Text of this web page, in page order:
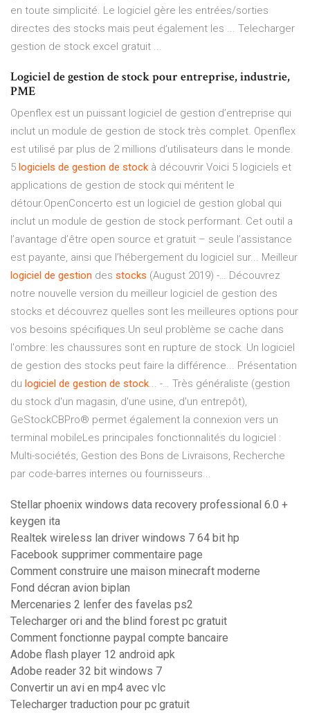
en toute simplicité. Le logiciel gère les entrées/sorties
directes des stocks mais peut également les ... Telecharger
gestion de stock excel gratuit ...
Logiciel de gestion de stock pour entreprise, industrie,
PME
Openflex est un puissant logiciel de gestion d’entreprise qui
inclut un module de gestion de stock très complet. Openflex
est utilisé par plus de 2 millions d’utilisateurs dans le monde.
5 logiciels de gestion de stock à découvrir Voici 5 logiciels et
applications de gestion de stock qui méritent le
détour.OpenConcerto est un logiciel de gestion global qui
inclut un module de gestion de stock performant. Cet outil a
l’avantage d’être open source et gratuit – seule l’assistance
est payante, ainsi que l’hébergement du logiciel sur... Meilleur
logiciel de gestion des stocks (August 2019) -… Découvrez
notre nouvelle version du meilleur logiciel de gestion des
stocks et découvrez quelles sont les meilleures options pour
vos besoins spécifiques.Un seul problème se cache dans
l'ombre: les chaussures sont en rupture de stock. Un logiciel
de gestion des stocks peut faire la différence... Présentation
du logiciel de gestion de stock... -… Très généraliste (gestion
du stock d'un magasin, d'une usine, d'un entrepôt),
GeStockCBPro® permet également la connexion vers un
terminal mobileLes principales fonctionnalités du logiciel :
Multi-sociétés, Gestion des Bons de Livraisons, Recherche
par code-barres internes ou fournisseurs...
Stellar phoenix windows data recovery professional 6.0 +
keygen ita
Realtek wireless lan driver windows 7 64 bit hp
Facebook supprimer commentaire page
Comment construire une maison minecraft moderne
Fond décran avion biplan
Mercenaries 2 lenfer des favelas ps2
Telecharger ori and the blind forest pc gratuit
Comment fonctionne paypal compte bancaire
Adobe flash player 12 android apk
Adobe reader 32 bit windows 7
Convertir un avi en mp4 avec vlc
Telecharger traduction pour pc gratuit